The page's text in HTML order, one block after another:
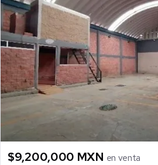
$9,200,000 MXN en venta